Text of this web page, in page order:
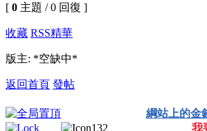
[ 0 主題 / 0 回復 ]
收藏 RSS精華
版主: *空缺中*
返回首頁 發帖
綱站上的金
我